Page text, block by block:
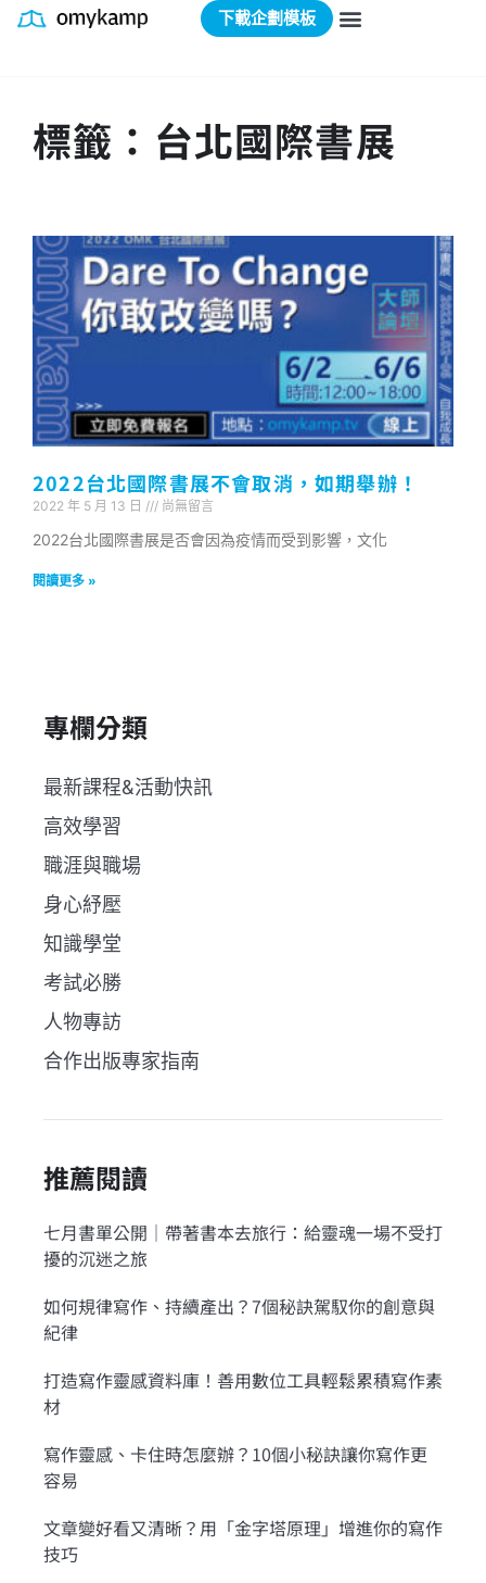
下載企劃模板
標籤：台北國際書展
2022台北國際書展不會取消，如期舉辦！
2022 年 5 月 13 日 尚無留言
2022台北國際書展是否會因為疫情而受到影響，文化
閱讀更多 »
專欄分類
最新課程&活動快訊
高效學習
職涯與職場
身心紓壓
知識學堂
考試必勝
人物專訪
合作出版專家指南
推薦閱讀
七月書單公開｜帶著書本去旅行：給靈魂一場不受打
擾的沉迷之旅
如何規律寫作、持續產出？7個秘訣駕馭你的創意與
紀律
打造寫作靈感資料庫！善用數位工具輕鬆累積寫作素
材
寫作靈感、卡住時怎麼辦？10個小秘訣讓你寫作更
容易
文章變好看又清晰？用「金字塔原理」增進你的寫作
技巧